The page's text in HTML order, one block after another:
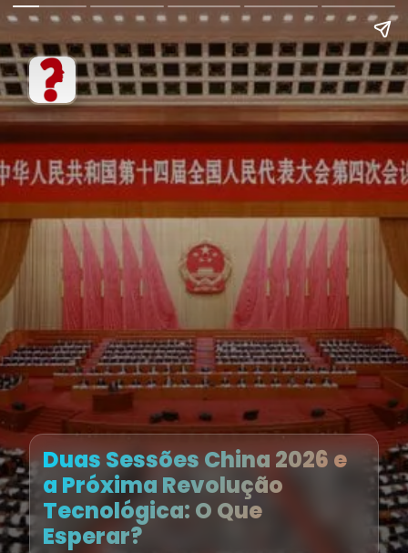
Duas Sessões China 2026 e
a Próxima Revolução
Tecnológica: O Que
Esperar?